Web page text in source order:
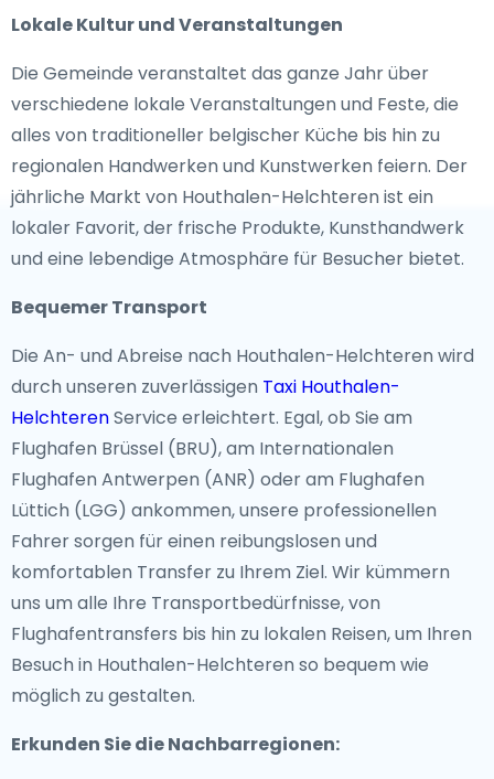
Lokale Kultur und Veranstaltungen
Die Gemeinde veranstaltet das ganze Jahr über
verschiedene lokale Veranstaltungen und Feste, die
alles von traditioneller belgischer Küche bis hin zu
regionalen Handwerken und Kunstwerken feiern. Der
jährliche Markt von Houthalen-Helchteren ist ein
lokaler Favorit, der frische Produkte, Kunsthandwerk
und eine lebendige Atmosphäre für Besucher bietet.
Bequemer Transport
Die An- und Abreise nach Houthalen-Helchteren wird
durch unseren zuverlässigen Taxi Houthalen-
HelchterenService erleichtert. Egal, ob Sie am
Flughafen Brüssel (BRU), am Internationalen
Flughafen Antwerpen (ANR) oder am Flughafen
Lüttich (LGG) ankommen, unsere professionellen
Fahrer sorgen für einen reibungslosen und
komfortablen Transfer zu Ihrem Ziel. Wir kümmern
uns um alle Ihre Transportbedürfnisse, von
Flughafentransfers bis hin zu lokalen Reisen, um Ihren
Besuch in Houthalen-Helchteren so bequem wie
möglich zu gestalten.
Erkunden Sie die Nachbarregionen: